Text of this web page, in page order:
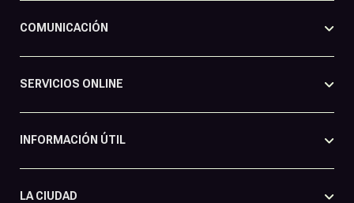
COMUNICACIÓN
SERVICIOS ONLINE
INFORMACIÓN ÚTIL
LA CIUDAD